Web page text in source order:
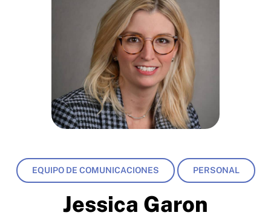
EQUIPO DE COMUNICACIONES PERSONAL
Jessica Garon